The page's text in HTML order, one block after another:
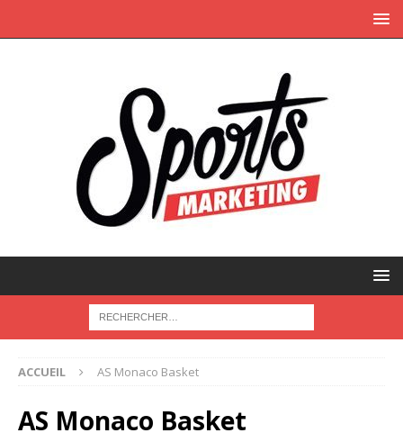
ACCUEIL AS Monaco Basket
AS Monaco Basket